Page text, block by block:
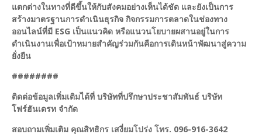
แตกต่างในทางที่ดีขึ้นให้กับสังคมอย่างเห็นได้ชัด และยังเป็นการ
สร้างมาตรฐานการดำเนินธุรกิจ กิจกรรมการตลาดในช่องทาง
ออนไลน์ที่มี ESG เป็นแนวคิด หรือแนวนโยบายผสานอยู่ในการ
ดำเนินงานเพื่อเป้าหมายสำคัญร่วมกันคือการเดินหน้าพัฒนาสู่ความ
ยั่งยืน
########
ติดต่อข้อมูลเพิ่มเติมได้ที่ บริษัทที่ปรึกษาประชาสัมพันธ์ บริษัท
โฟร์ฮันเดรท จำกัด
สอบถามเพิ่มเติม คุณสิทธิกร เสงี่ยมโปร่ง โทร. 096-916-3642